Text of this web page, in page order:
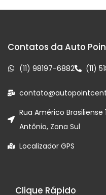
Contatos da Auto
(11) 98197-6882 (11)
Rua Américo Brasiliense
Antônio, Zona Sul
Localizador GPS
Clique Rápido